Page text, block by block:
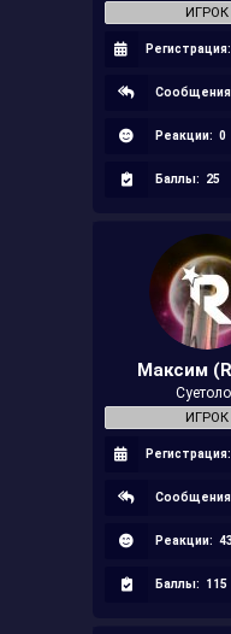
ИГРОК
Регистрация:
Реакции: 0
Баллы: 25
Максим
ИГРОК
Регистрация:
Реакции: 43
Баллы: 115